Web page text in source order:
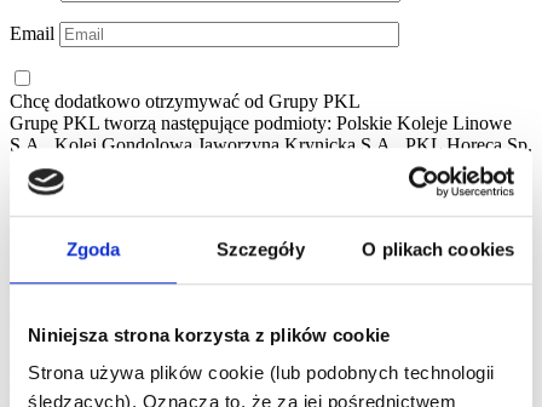
Zgoda Szczegóły O plikach cookies
Niniejsza strona korzysta z plików cookie
Strona używa plików cookie (lub podobnych technologii
śledzących). Oznacza to, że za jej pośrednictwem
Email
Chcę dodatkowo otrzymywać od Grupy PKL
Grupę PKL tworzą następujące podmioty: Polskie Koleje Linowe
S.A., Kolej Gondolowa Jaworzyna Krynicka S.A., PKL Horeca Sp.
z o.o., PKL Solina Sp. z o.o., PKL Food Sp. z o.o., PKL Food Sp. z
o.o. Sp. k., PKL Adventure Sp. z o.o., PKL Inwestycje Sp. z o.o.,
marketingowe dopasowane do moich preferencji(rozwiń)
S.A., Kolej Gondolowa Jaworzyna Krynicka S.A., PKL Horeca Sp.
z o.o., PKL Solina Sp. z o.o., PKL Food Sp. z o.o., PKL Food Sp. z
o.o. Sp. k., PKL Adventure Sp. z o.o., PKL Inwestycje Sp. z o.o.,